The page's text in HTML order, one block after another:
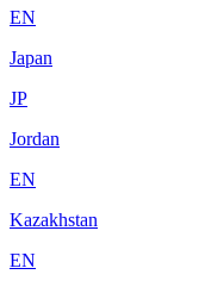
EN
Japan
JP
Jordan
EN
Kazakhstan
EN